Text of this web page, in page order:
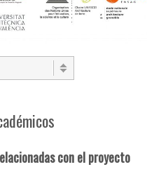
con el proyecto